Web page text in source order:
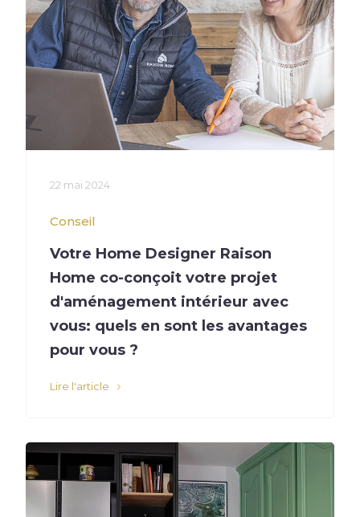
En savoir +
22 mai 2024
Conseil
Votre Home Designer Raison
Home co-conçoit votre projet
d'aménagement intérieur avec
vous: quels en sont les avantages
pour vous ?
Lire l'article